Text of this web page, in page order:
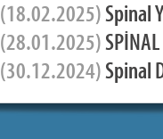
(18.02.2025)Spinal
(28.01.2025)
(30.12.2024)Spinal